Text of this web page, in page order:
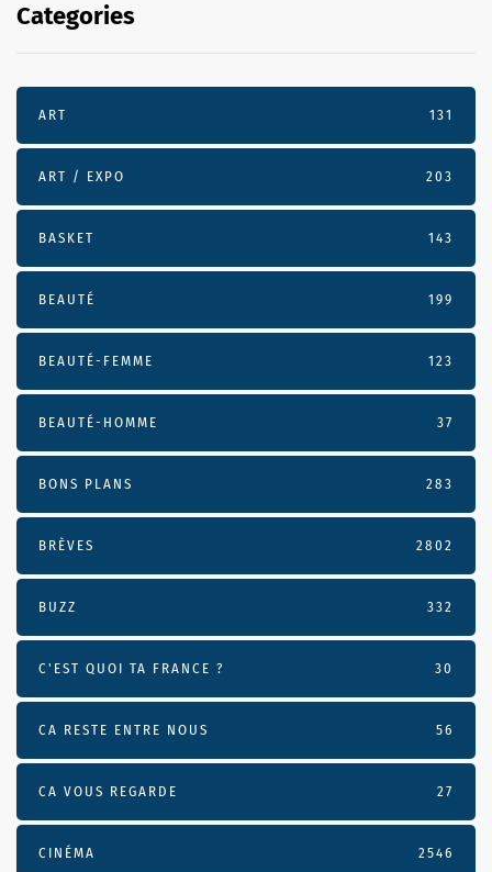
Categories
ART 131
ART / EXPO 203
BASKET 143
BEAUTÉ 199
BEAUTÉ-FEMME 123
BEAUTÉ-HOMME 37
BONS PLANS 283
BRÈVES 2802
BUZZ 332
C'EST QUOI TA FRANCE ? 30
CA RESTE ENTRE NOUS 56
CA VOUS REGARDE 27
CINÉMA 2546